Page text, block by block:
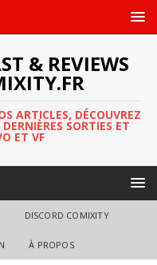
& REVIEWS
ARTICLES, DÉCOUVREZ
SORTIES ET
ET VF
DISCORD COMIXITY
À PROPOS